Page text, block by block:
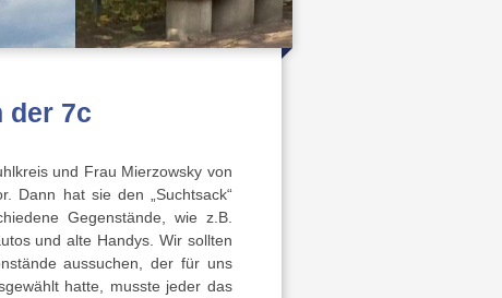
der 7c
und Frau Mierzowsky von
Dann hat sie den „Suchtsack“
Gegenstände, wie z.B.
und alte Handys. Wir sollten
aussuchen, der für uns
hatte, musste jeder das